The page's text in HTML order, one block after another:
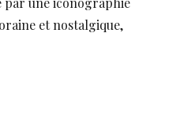
et nostalgique,